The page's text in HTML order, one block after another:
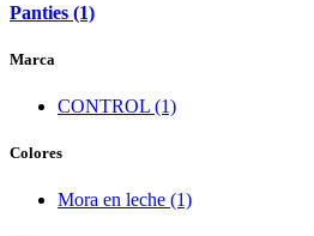
Panties (1)
Marca
CONTROL (1)
Colores
Mora en leche (1)